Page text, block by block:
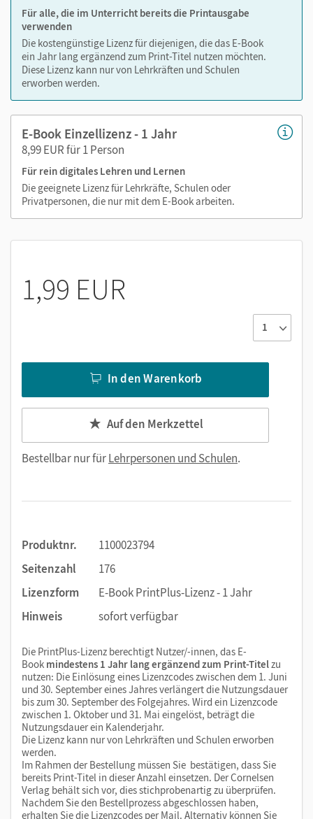
Zoomen
Für alle, die im Unterricht bereits die Printausgabe
verwenden
Die kostengünstige Lizenz für diejenigen, die das E-Book
ein Jahr lang ergänzend zum Print-Titel nutzen möchten.
Diese Lizenz kann nur von Lehrkräften und Schulen
erworben werden.
E-Book Einzellizenz - 1 Jahr
8,99 EUR für 1 Person
Für rein digitales Lehren und Lernen
Die geeignete Lizenz für Lehrkräfte, Schulen oder
Privatpersonen, die nur mit dem E-Book arbeiten.
1,99 EUR
In den Warenkorb
Auf den Merkzettel
Bestellbar nur fürLehrpersonen und Schulen.
Produktnr.
1100023794
Seitenzahl
176
Lizenzform
E-Book PrintPlus-Lizenz - 1 Jahr
Hinweis
sofort verfügbar
Die PrintPlus-Lizenz berechtigt Nutzer/-innen, das E-
Book mindestens 1 Jahr lang ergänzend zum Print-Titelzu
nutzen: Die Einlösung eines Lizenzcodes zwischen dem 1. Juni
und 30. September eines Jahres verlängert die Nutzungsdauer
bis zum 30. September des Folgejahres. Wird ein Lizenzcode
zwischen 1. Oktober und 31. Mai eingelöst, beträgt die
Nutzungsdauer ein Kalenderjahr.
Die Lizenz kann nur von Lehrkräften und Schulen erworben
werden.
Im Rahmen der Bestellung müssen Sie bestätigen, dass Sie
bereits Print-Titel in dieser Anzahl einsetzen. Der Cornelsen
Verlag behält sich vor, dies stichprobenartig zu überprüfen.
Nachdem Sie den Bestellprozess abgeschlossen haben,
erhalten Sie die Lizenzcodes per Mail. Alternativ können Sie